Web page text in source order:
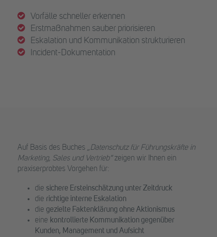
Vorfälle schneller erkennen
Erstmaßnahmen sauber priorisieren
Eskalation und Kommunikation strukturieren
Incident-Dokumentation
Auf Basis des Buches „Datenschutz für Führungskräfte in
Marketing, Sales und Vertrieb“zeigen wir Ihnen ein
praxiserprobtes Vorgehen für:
die sichere Ersteinschätzung unter Zeitdruck
die richtige interne Eskalation
die gezielte Faktenklärung ohne Aktionismus
eine kontrollierte Kommunikation gegenüber
Kunden, Management und Aufsicht